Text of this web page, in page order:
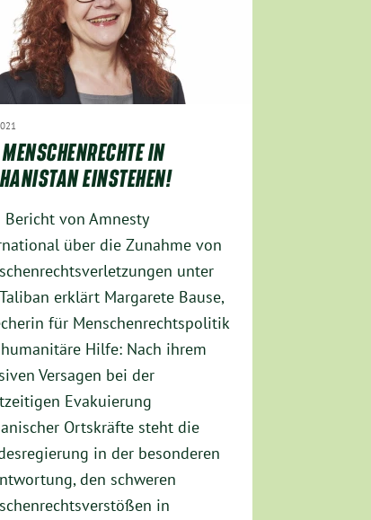
IN
EINSTEHEN!
Bericht von Amnesty
über die Zunahme von
unter
erklärt Margarete Bause,
für Menschenrechtspolitik
Hilfe: Nach ihrem
Versagen bei der
Evakuierung
Ortskräfte steht die
in der besonderen
den schweren
in